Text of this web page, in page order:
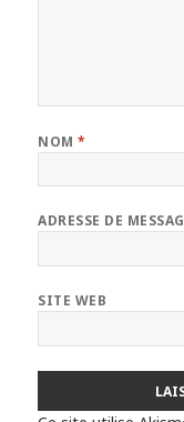
NOM*
ADRESSE DE
SITE WEB